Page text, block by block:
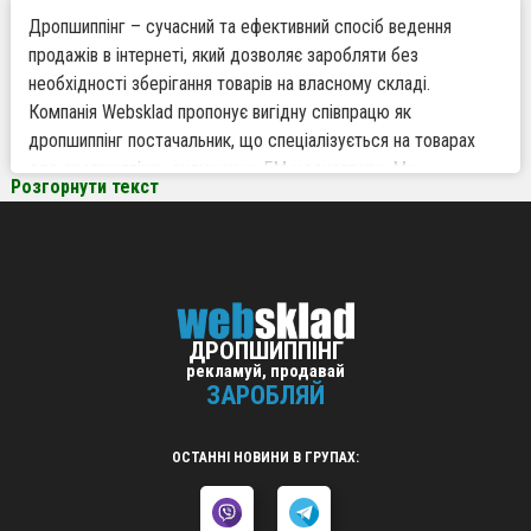
Дропшиппінг – сучасний та ефективний спосіб ведення
продажів в інтернеті, який дозволяє заробляти без
необхідності зберігання товарів на власному складі.
Компанія Websklad пропонує вигідну співпрацю як
дропшиппінг постачальник, що спеціалізується на товарах
для дропшиппінгу, включаючи FM модулятори. Ми
орієнтовані на інтернет-магазини та підприємців в Україні,
Чому варто працювати по дропшиппінгу з
представлені якісні FM модулятори та супутня
електроніка, що підходять для різних сегментів ринку.
Робота без власного складу – не потрібно інвестувати у
Розгорнути текст
ДРОПШИППІНГ
рекламуй, продавай
ЗАРОБЛЯЙ
ОСТАННІ НОВИНИ В ГРУПАХ: